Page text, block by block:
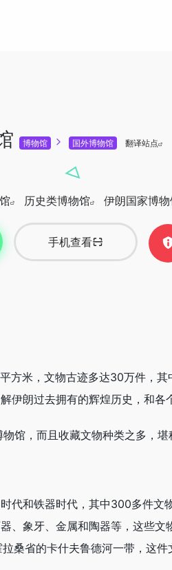
博物馆 国外博物馆 翻译站点
历史类博物馆 伊朗国家博
手机查看
方米，文物古迹多达30万件，
朗过去拥有的辉煌历史，和各
馆，而且收藏文物种类之多，堪
代和铁器时代，其中300多件
、象牙、金属和陶器等，这些
桑省的卡什夫鲁德河一带，这